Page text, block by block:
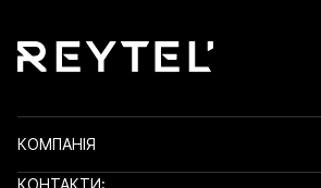
КОМПАНІЯ
КОНТАКТИ: